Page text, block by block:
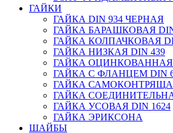
ГАЙКИ
ГАЙКА DIN 934 ЧЕРНАЯ
ГАЙКА БАРАШКОВАЯ DIN
ГАЙКА КОЛПАЧКОВАЯ
ГАЙКА НИЗКАЯ DIN 439
ГАЙКА ОЦИНКОВАННАЯ
ГАЙКА С ФЛАНЦЕМ DIN
ГАЙКА
ГАЙКА
ГАЙКА УСОВАЯ DIN 1624
ГАЙКА ЭРИКСОНА
ШАЙБЫ